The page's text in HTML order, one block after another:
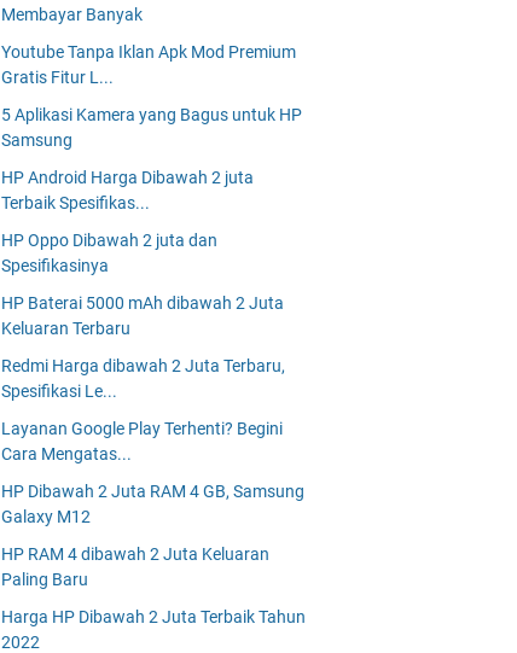
Membayar Banyak
Youtube Tanpa Iklan Apk Mod Premium
Gratis Fitur L...
5 Aplikasi Kamera yang Bagus untuk HP
Samsung
HP Android Harga Dibawah 2 juta
Terbaik Spesifikas...
HP Oppo Dibawah 2 juta dan
Spesifikasinya
HP Baterai 5000 mAh dibawah 2 Juta
Keluaran Terbaru
Redmi Harga dibawah 2 Juta Terbaru,
Spesifikasi Le...
Layanan Google Play Terhenti? Begini
Cara Mengatas...
HP Dibawah 2 Juta RAM 4 GB, Samsung
Galaxy M12
HP RAM 4 dibawah 2 Juta Keluaran
Paling Baru
Harga HP Dibawah 2 Juta Terbaik Tahun
2022